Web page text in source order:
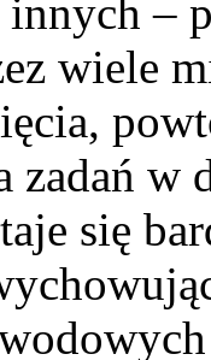
–
wiele
zadań w
się